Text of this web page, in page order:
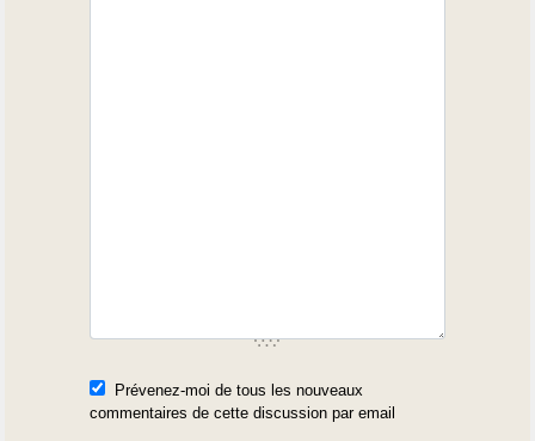
Prévenez-moi de tous les nouveaux
commentaires de cette discussion par email